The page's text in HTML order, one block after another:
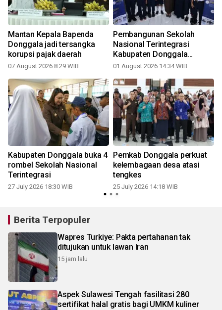
Mantan Kepala Bapenda
Donggala jadi tersangka
korupsi pajak daerah
07 August 2026 8:29 WIB
Pembangunan Sekolah
Nasional Terintegrasi
Kabupaten Donggala
dimulai akhir 2026
01 August 2026 14:34 WIB
Kabupaten Donggala buka 4
rombel Sekolah Nasional
Terintegrasi
27 July 2026 18:30 WIB
Pemkab Donggala perkuat
kelembagaan desa atasi
tengkes
25 July 2026 14:18 WIB
Berita Terpopuler
Wapres Turkiye: Pakta pertahanan tak
ditujukan untuk lawan Iran
15 jam lalu
Aspek Sulawesi Tengah fasilitasi 280
sertifikat halal gratis bagi UMKM kuliner